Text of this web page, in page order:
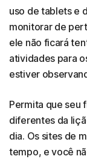
uso de tablets e
monitorar de
ele não ficará
atividades para
estiver
Permita que seu
diferentes da
dia. Os sites de
tempo, e você